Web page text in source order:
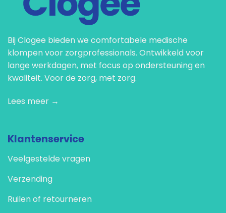
Bij Clogee bieden we comfortabele medische
klompen voor zorgprofessionals. Ontwikkeld voor
lange werkdagen, met focus op ondersteuning en
kwaliteit. Voor de zorg, met zorg.
Lees meer →
Klantenservice
Veelgestelde vragen
Verzending
Ruilen of retourneren